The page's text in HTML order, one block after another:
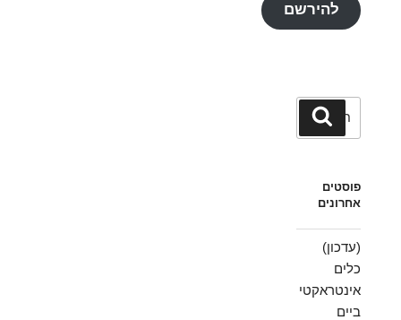
להירשם
חפש: חיפוש
פוסטים
אחרונים
(עדכון)
כלים
אינטראקטי
ביים